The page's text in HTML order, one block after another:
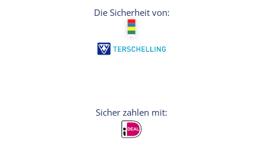
Die Sicherheit von: